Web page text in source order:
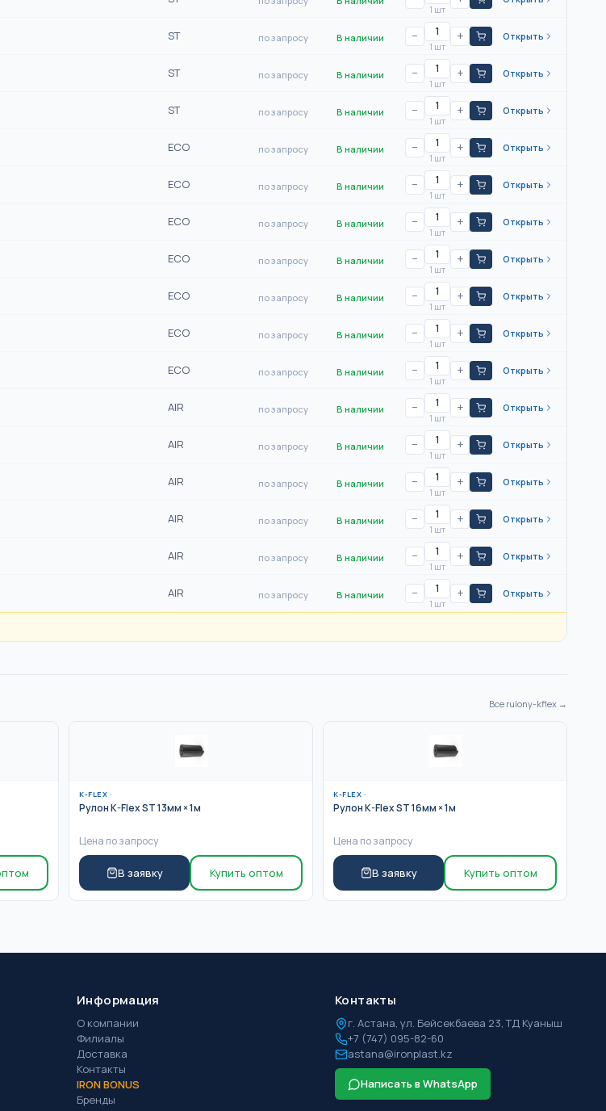
1 шт
ST по запросу В наличии −
1 шт
+ Открыть
ST по запросу В наличии −
1 шт
+ Открыть
ST по запросу В наличии −
1 шт
+ Открыть
ECO по запросу В наличии −
1 шт
+ Открыть
ECO по запросу В наличии −
1 шт
+ Открыть
ECO по запросу В наличии −
1 шт
+ Открыть
ECO по запросу В наличии −
1 шт
+ Открыть
ECO по запросу В наличии −
1 шт
+ Открыть
ECO по запросу В наличии −
1 шт
+ Открыть
ECO по запросу В наличии −
1 шт
+ Открыть
AIR по запросу В наличии −
1 шт
+ Открыть
AIR по запросу В наличии −
1 шт
+ Открыть
AIR по запросу В наличии −
1 шт
+ Открыть
AIR по запросу В наличии −
1 шт
+ Открыть
AIR по запросу В наличии −
1 шт
+ Открыть
AIR по запросу В наличии −
1 шт
+ Открыть
Все rulony-kflex →
K-FLEX ·
Рулон K-Flex ST 13мм × 1м
Цена по запросу
В заявку Купить оптом
K-FLEX ·
Рулон K-Flex ST 16мм × 1м
Цена по запросу
В заявку Купить оптом
Информация
О компании
Филиалы
Доставка
Контакты
IRON BONUS
Бренды
Контакты
г. Астана, ул. Бейсекбаева 23, ТД Куаныш
+7 (747) 095-82-60
astana@ironplast.kz
Написать в WhatsApp